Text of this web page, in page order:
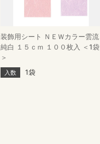
装飾用シート ＮＥＷカラー雲流
純白 １５ｃｍ １００枚入 ＜1袋
＞
入数 1袋